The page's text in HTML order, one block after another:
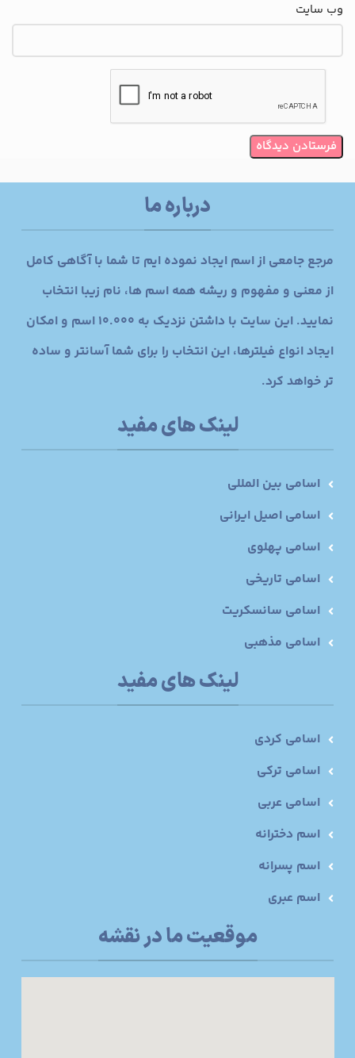
وب‌ سایت
درباره ما
مرجع جامعی از اسم ایجاد نموده ایم تا شما با آگاهی کامل
از معنی و مفهوم و ریشه همه اسم ها، نام زیبا انتخاب
نمایید. این سایت با داشتن نزدیک به 10.000 اسم و امکان
ایجاد انواع فیلترها، این انتخاب را برای شما آسانتر و ساده
تر خواهد کرد.
لینک های مفید
اسامی بین المللی
اسامی اصیل ایرانی
اسامی پهلوی
اسامی تاریخی
اسامی سانسکریت
اسامی مذهبی
لینک های مفید
اسامی کردی
اسامی ترکی
اسامی عربی
اسم دخترانه
اسم پسرانه
اسم عبری
موقعیت ما در نقشه